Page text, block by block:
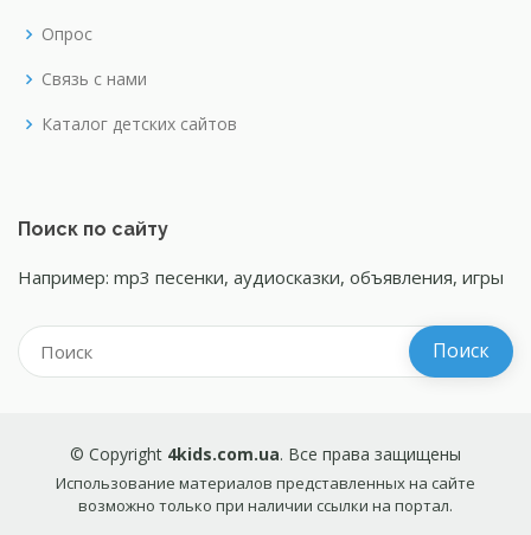
Опрос
Связь с нами
Каталог детских сайтов
Поиск по сайту
Например: mp3 песенки, аудиосказки, объявления, игры
© Copyright 4kids.com.ua. Все права защищены
Использование материалов представленных на сайте
возможно только при наличии ссылки на портал.